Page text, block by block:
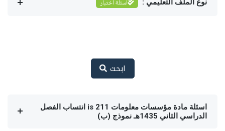
نوع الملف التعليمي : اسئلة اختبار
ابحث
اسئلة مادة مؤسسات معلومات is 211 انتساب الفصل
الدراسي الثاني 1435هـ نموذج (ب)